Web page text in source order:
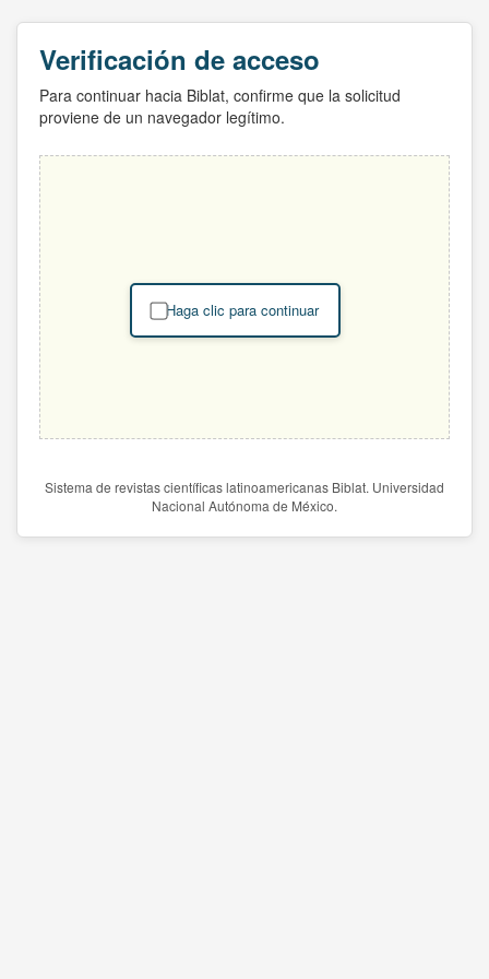
Verificación de acceso
Para continuar hacia Biblat, confirme que la solicitud
proviene de un navegador legítimo.
Haga clic para continuar
Sistema de revistas científicas latinoamericanas Biblat. Universidad
Nacional Autónoma de México.